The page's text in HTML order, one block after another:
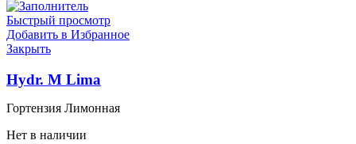
Быстрый просмотр
Добавить в Избранное
Закрыть
Hydr. M Lima
Гортензия Лимонная
Нет в наличии